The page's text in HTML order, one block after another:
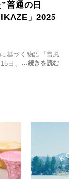
普通の日
」2025
基づく物語『雪風
日、全国公開され
幸運艦」と呼ばれ
。先任伍長・早瀬
、石丸幹二、益岡徹
共にした帝国海軍・
な存在感で演じ切